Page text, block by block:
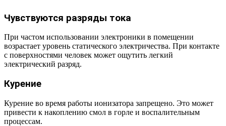
Чувствуются разряды тока
При частом использовании электроники в помещении
возрастает уровень статического электричества. При контакте
с поверхностями человек может ощутить легкий
электрический разряд.
Курение
Курение во время работы ионизатора запрещено. Это может
привести к накоплению смол в горле и воспалительным
процессам.